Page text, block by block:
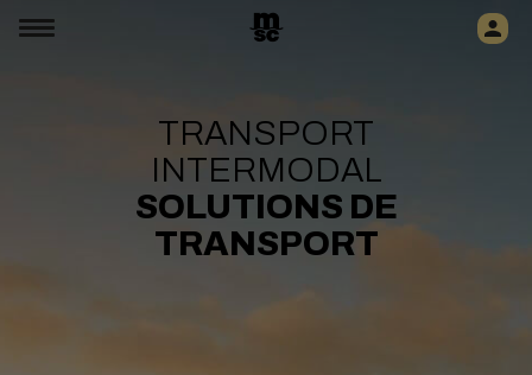
TRANSPORT
INTERMODAL
SOLUTIONS DE
TRANSPORT